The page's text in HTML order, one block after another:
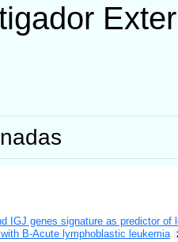
IGJ genes signature as predictor of
B-Acute lymphoblastic leukemia